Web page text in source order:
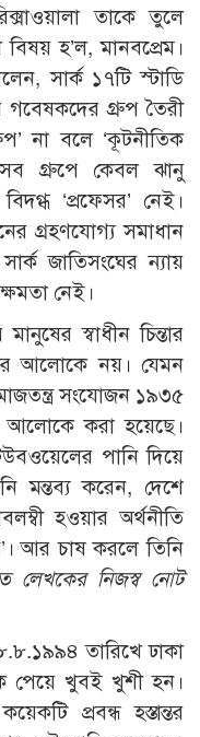
তাকে তুলে
হ’ল, মানবপ্রেম।
সার্ক ১৭টি স্টাডি
গবেষকদের গ্রুপ তৈরী
না বলে ‘কূটনীতিক
গ্রুপে কেবল ঝানু
‘প্রফেসর’ নেই।
গ্রহণযোগ্য সমাধান
জাতিসংঘের ন্যায়
নেই।
স্বাধীন চিন্তার
আলোকে নয়। যেমন
সংযোজন ১৯৩৫
আলোকে করা হয়েছে।
পানি দিয়ে
মন্তব্য করেন, দেশে
হওয়ার অর্থনীতি
আর চাষ করলে তিনি
লেখকের নিজস্ব নোট
তারিখে ঢাকা
পেয়ে খুবই খুশী হন।
প্রবন্ধ হস্তান্তর